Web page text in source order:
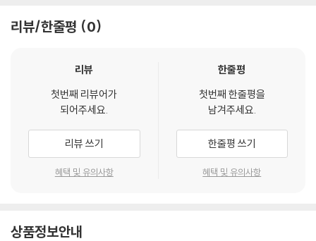
리뷰/한줄평 0
리뷰
첫번째 리뷰어가
되어주세요.
리뷰 쓰기
혜택 및 유의사항
한줄평
첫번째 한줄평을
남겨주세요.
한줄평 쓰기
혜택 및 유의사항
상품정보안내